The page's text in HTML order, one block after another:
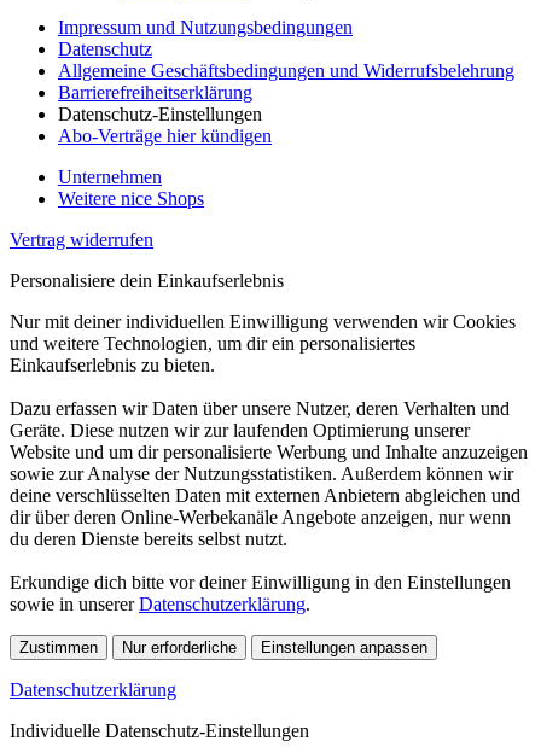
Impressum und Nutzungsbedingungen
Datenschutz
Allgemeine Geschäftsbedingungen und Widerrufsbelehrung
Barrierefreiheitserklärung
Datenschutz-Einstellungen
Abo-Verträge hier kündigen
Unternehmen
Weitere nice Shops
Vertrag widerrufen
Personalisiere dein Einkaufserlebnis
Nur mit deiner individuellen Einwilligung verwenden wir Cookies
und weitere Technologien, um dir ein personalisiertes
Einkaufserlebnis zu bieten.
Dazu erfassen wir Daten über unsere Nutzer, deren Verhalten und
Geräte. Diese nutzen wir zur laufenden Optimierung unserer
Website und um dir personalisierte Werbung und Inhalte anzuzeigen
sowie zur Analyse der Nutzungsstatistiken. Außerdem können wir
deine verschlüsselten Daten mit externen Anbietern abgleichen und
dir über deren Online-Werbekanäle Angebote anzeigen, nur wenn
du deren Dienste bereits selbst nutzt.
Erkundige dich bitte vor deiner Einwilligung in den Einstellungen
sowie in unsererDatenschutzerklärung.
Zustimmen Nur erforderliche Einstellungen anpassen
Datenschutzerklärung
Individuelle Datenschutz-Einstellungen